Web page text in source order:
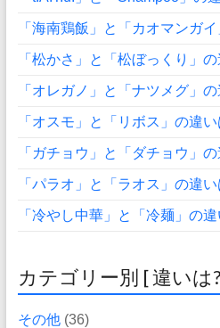
「海南鶏飯」と「カオマンガ
「松かさ」と「松ぼっくり」
「オレガノ」と「ナツメグ」
「オスモ」と「リボス」の違
「ガチョウ」と「ダチョウ」
「パラオ」と「ラオス」の違
「冷やし中華」と「冷麺」の
カテゴリー別 [ 違いは
その他(36)